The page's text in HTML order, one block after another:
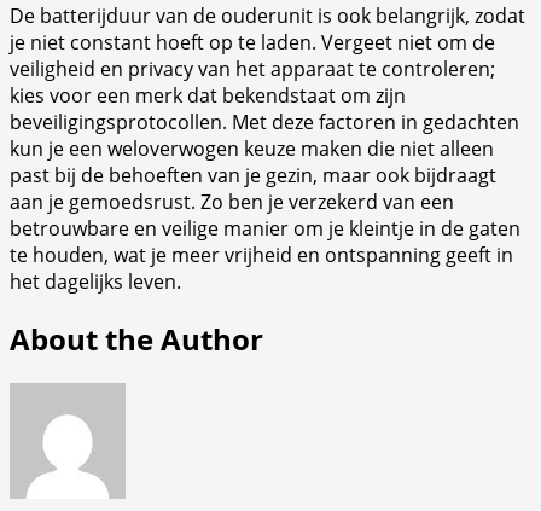
De batterijduur van de ouderunit is ook belangrijk, zodat
je niet constant hoeft op te laden. Vergeet niet om de
veiligheid en privacy van het apparaat te controleren;
kies voor een merk dat bekendstaat om zijn
beveiligingsprotocollen. Met deze factoren in gedachten
kun je een weloverwogen keuze maken die niet alleen
past bij de behoeften van je gezin, maar ook bijdraagt
aan je gemoedsrust. Zo ben je verzekerd van een
betrouwbare en veilige manier om je kleintje in de gaten
te houden, wat je meer vrijheid en ontspanning geeft in
het dagelijks leven.
About the Author